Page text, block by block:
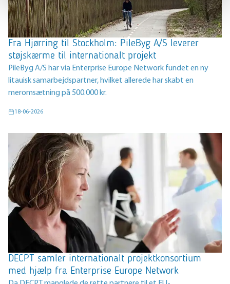
Fra Hjørring til Stockholm: PileByg A/S leverer
støjskærme til internationalt projekt
PileByg A/S har via Enterprise Europe Network fundet en ny
litauisk samarbejdspartner, hvilket allerede har skabt en
meromsætning på 500.000 kr.
18-06-2026
DECPT samler internationalt projektkonsortium
med hjælp fra Enterprise Europe Network